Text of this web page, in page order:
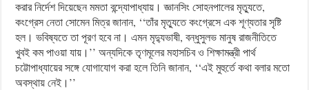
করার নির্দেশ দিয়েছেন মমতা বন্দ্যোপাধ্যায়। জ্ঞানসিং সোহনপালের মৃত্যুতে,
কংগ্রেস নেতা সোমেন মিত্র জানান, ‘‘তাঁর মৃত্যুতে কংগ্রেসে এক শূণ্যতার সৃষ্টি
হল। ভ‌বিষ্যতে তা পূরণ হবে না। এমন মৃদ্যুভাষী, বন্ধু‌সুলভ মানুষ রাজনীতিতে
খুবই কম পাওয়া যায়।’’ অন্যদিকে তৃণমূলের মহাসচিব ও শিক্ষামন্ত্রী পার্থ
চট্টোপাধ্যায়ের সঙ্গে যোগাযোগ করা হলে তিনি জানান, ‘‘এই মুহুর্তে কথা বলার মতো
অবস্থায় নেই।’’